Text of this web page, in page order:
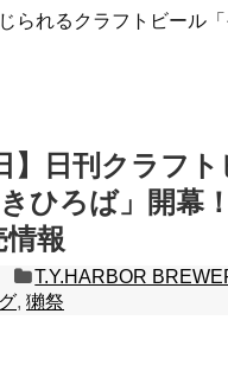
られるクラフトビール
】日刊クラフ
ひろば」開幕
報
T.Y.HARBOR
, 獺祭